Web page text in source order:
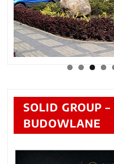
SOLID GROUP –
BUDOWLANE